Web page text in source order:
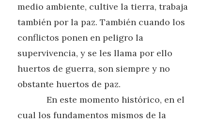
medio ambiente, cultive la tierra, trabaja
también por la paz. También cuando los
conflictos ponen en peligro la
supervivencia, y se les llama por ello
huertos de guerra, son siempre y no
obstante huertos de paz.
En este momento histórico, en el
cual los fundamentos mismos de la